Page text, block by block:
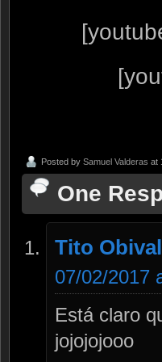
Posted by Samuel Valderas at
One
Tito
07/02/2017
Está claro
jojojojooo